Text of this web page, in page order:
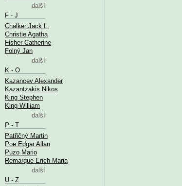
další
F - J
Chalker Jack L.
Christie Agatha
Fisher Catherine
Folný Jan
další
K - O
Kazancev Alexander
Kazantzakis Nikos
King Stephen
King William
další
P - T
Patřičný Martin
Poe Edgar Allan
Puzo Mario
Remarque Erich Maria
další
U - Z